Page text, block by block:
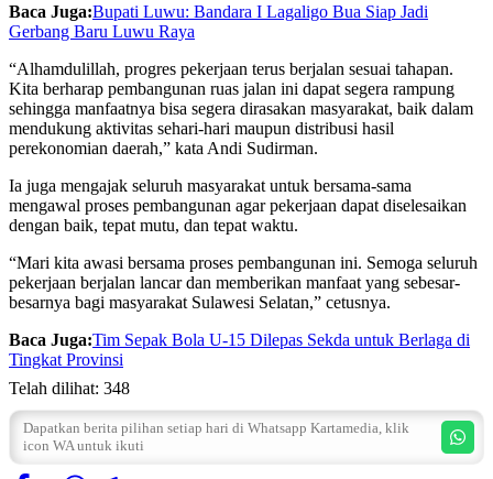
Baca Juga:Bupati Luwu: Bandara I Lagaligo Bua Siap Jadi
Gerbang Baru Luwu Raya
“Alhamdulillah, progres pekerjaan terus berjalan sesuai tahapan.
Kita berharap pembangunan ruas jalan ini dapat segera rampung
sehingga manfaatnya bisa segera dirasakan masyarakat, baik dalam
mendukung aktivitas sehari-hari maupun distribusi hasil
perekonomian daerah,” kata Andi Sudirman.
Ia juga mengajak seluruh masyarakat untuk bersama-sama
mengawal proses pembangunan agar pekerjaan dapat diselesaikan
dengan baik, tepat mutu, dan tepat waktu.
“Mari kita awasi bersama proses pembangunan ini. Semoga seluruh
pekerjaan berjalan lancar dan memberikan manfaat yang sebesar-
besarnya bagi masyarakat Sulawesi Selatan,” cetusnya.
Baca Juga:Tim Sepak Bola U-15 Dilepas Sekda untuk Berlaga di
Tingkat Provinsi
Telah dilihat: 348
Dapatkan berita pilihan setiap hari di Whatsapp Kartamedia, klik
icon WA untuk ikuti